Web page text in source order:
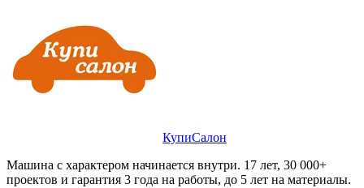
КупиСалон
Машина с характером начинается внутри. 17 лет, 30 000+
проектов и гарантия 3 года на работы, до 5 лет на материалы.